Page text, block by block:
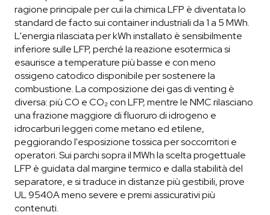
ragione principale per cui la chimica LFP è diventata lo
standard de facto sui container industriali da 1 a 5 MWh.
L'energia rilasciata per kWh installato è sensibilmente
inferiore sulle LFP, perché la reazione esotermica si
esaurisce a temperature più basse e con meno
ossigeno catodico disponibile per sostenere la
combustione. La composizione dei gas di venting è
diversa: più CO e CO₂ con LFP, mentre le NMC rilasciano
una frazione maggiore di fluoruro di idrogeno e
idrocarburi leggeri come metano ed etilene,
peggiorando l'esposizione tossica per soccorritori e
operatori. Sui parchi sopra il MWh la scelta progettuale
LFP è guidata dal margine termico e dalla stabilità del
separatore, e si traduce in distanze più gestibili, prove
UL 9540A meno severe e premi assicurativi più
contenuti.